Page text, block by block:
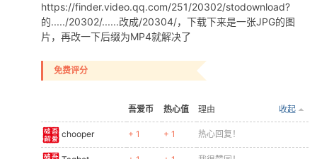
https://finder.video.qq.com/251/20302/stodownload?
的...../20302/......改成/20304/，下载下来是一张JPG的图
片，再改一下后缀为MP4就解决了
免费评分
吾爱币 热心值 收起
理由
chooper + 1 + 1 热心回复！